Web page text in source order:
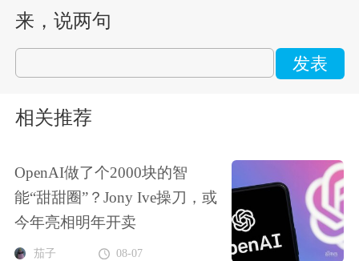
来，说两句
发表
相关推荐
OpenAI做了个2000块的智
能“甜甜圈”？Jony Ive操刀，或
今年亮相明年开卖
茄子 08-07